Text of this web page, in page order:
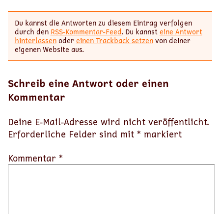
Du kannst die Antworten zu diesem Eintrag verfolgen
durch den RSS-Kommentar-Feed. Du kannsteine Antwort
hinterlassenodereinen Trackback setzenvon deiner
eigenen Website aus.
Schreib eine Antwort oder einen
Kommentar
Deine E-Mail-Adresse wird nicht veröffentlicht.
Erforderliche Felder sind mit * markiert
Kommentar *